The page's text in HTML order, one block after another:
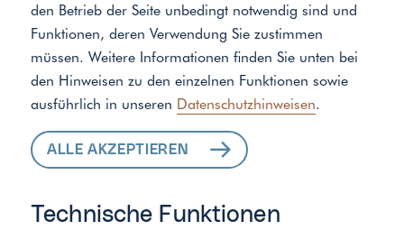
den Betrieb der Seite unbedingt notwendig sind und
Funktionen, deren Verwendung Sie zustimmen
müssen. Weitere Informationen finden Sie unten bei
den Hinweisen zu den einzelnen Funktionen sowie
ausführlich in unseren Datenschutzhinweisen.
ALLE AKZEPTIEREN
Technische Funktionen